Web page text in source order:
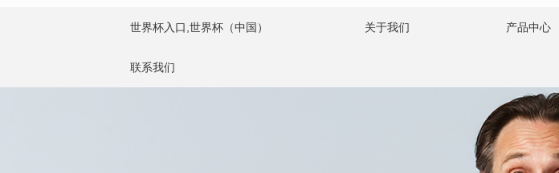
世界杯入口,世界杯（中国） 关于我们 产品中心
联系我们